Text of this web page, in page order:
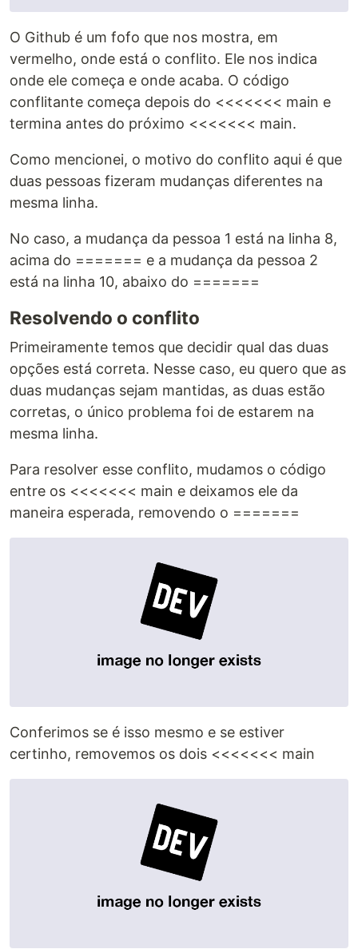
O Github é um fofo que nos mostra, em
vermelho, onde está o conflito. Ele nos indica
onde ele começa e onde acaba. O código
conflitante começa depois do <<<<<<< main e
termina antes do próximo <<<<<<< main.
Como mencionei, o motivo do conflito aqui é que
duas pessoas fizeram mudanças diferentes na
mesma linha.
No caso, a mudança da pessoa 1 está na linha 8,
acima do ======= e a mudança da pessoa 2
está na linha 10, abaixo do =======
Resolvendo o conflito
Primeiramente temos que decidir qual das duas
opções está correta. Nesse caso, eu quero que as
duas mudanças sejam mantidas, as duas estão
corretas, o único problema foi de estarem na
mesma linha.
Para resolver esse conflito, mudamos o código
entre os <<<<<<< main e deixamos ele da
maneira esperada, removendo o =======
Conferimos se é isso mesmo e se estiver
certinho, removemos os dois <<<<<<< main